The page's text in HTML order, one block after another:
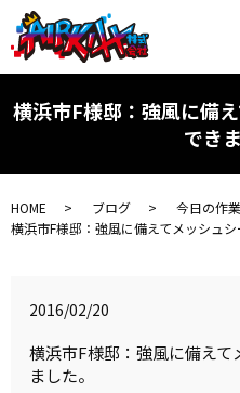
横浜市F様邸：強風に備
でき
HOME ブログ
今日の作業
横浜市F様邸：強風に備えてメッシュシ
2016/02/20
横浜市F様邸：強風に備え
ました。